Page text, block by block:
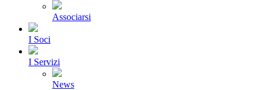
Associarsi
I Soci
I Servizi
News